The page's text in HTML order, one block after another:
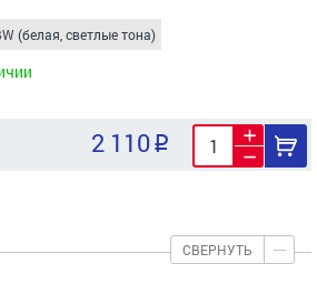
(белая, светлые тона)
2 110
СВЕРНУТЬ